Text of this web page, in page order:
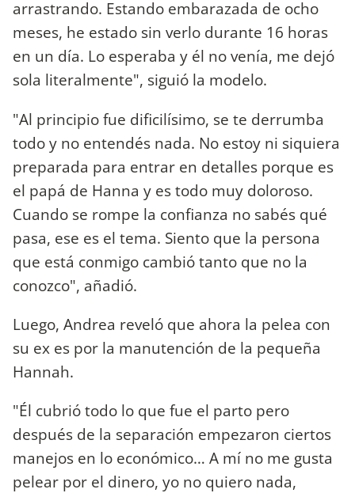
arrastrando. Estando embarazada de ocho
meses, he estado sin verlo durante 16 horas
en un día. Lo esperaba y él no venía, me dejó
sola literalmente", siguió la modelo.
"Al principio fue dificilísimo, se te derrumba
todo y no entendés nada. No estoy ni siquiera
preparada para entrar en detalles porque es
el papá de Hanna y es todo muy doloroso.
Cuando se rompe la confianza no sabés qué
pasa, ese es el tema. Siento que la persona
que está conmigo cambió tanto que no la
conozco", añadió.
Luego, Andrea reveló que ahora la pelea con
su ex es por la manutención de la pequeña
Hannah.
"Él cubrió todo lo que fue el parto pero
después de la separación empezaron ciertos
manejos en lo económico… A mí no me gusta
pelear por el dinero, yo no quiero nada,